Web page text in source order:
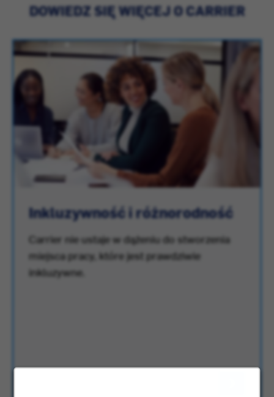
DOWIEDZ SIĘ WIĘCEJ O CARRIER
Inkluzywność i różnorodność
Carrier nie ustaje w dążeniu do stworzenia
miejsca pracy, które jest prawdziwie
inkluzywne.